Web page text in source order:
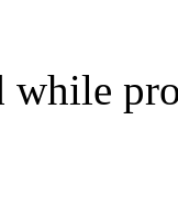
while